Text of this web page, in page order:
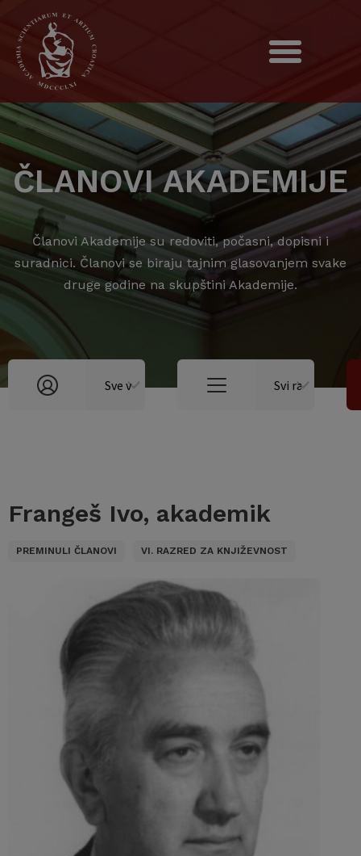
ČLANOVI AKADEMIJE
Članovi Akademije su redoviti, počasni, dopisni i
suradnici. Članovi se biraju tajnim glasovanjem svake
druge godine na skupštini Akademije.
Frangeš Ivo, akademik
PREMINULI ČLANOVI VI. RAZRED ZA KNJIŽEVNOST